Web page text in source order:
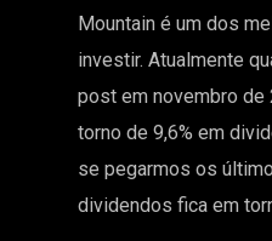
Mountain é um dos
investir. Atualmente
post em novembro de
torno de 9,6% em
se pegarmos os
dividendos fica em